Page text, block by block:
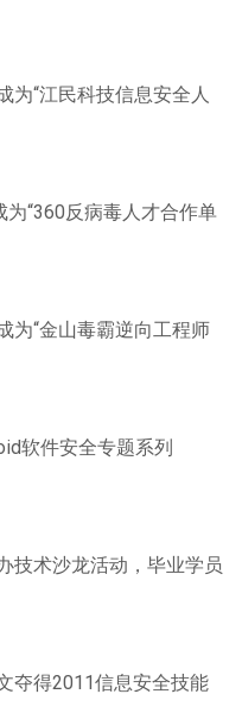
为“江民科技信息安全人
“360反病毒人才合作单
为“金山毒霸逆向工程师
软件安全专题系列
技术沙龙活动，毕业学员
夺得2011信息安全技能